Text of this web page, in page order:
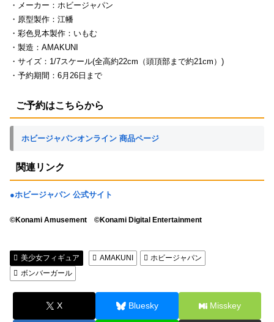
・メーカー：ホビージャパン
・原型製作：江幡
・彩色見本製作：いもむ
・製造：AMAKUNI
・サイズ：1/7スケール(全高約22cm（頭頂部まで約21cm）)
・予約期間：6月26日まで
ご予約はこちらから
ホビージャパンオンライン 商品ページ
関連リンク
●ホビージャパン 公式サイト
©Konami Amusement ©Konami Digital Entertainment
美少女フィギュア AMAKUNI
ホビージャパン
ボンバーガール
X Bluesky Misskey